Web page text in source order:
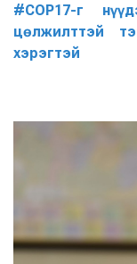
#COP17-г
цөлжилттэй
хэрэгтэй